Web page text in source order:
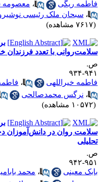
ریگی
،معصومه
،سبحان ملک رئیسی
با تعدد فرزندان
۹۳۴
خیراللهی
،
،نرگس محمدصالحی ،
روان در دانش‌آموزان
۹۴۲
معینی
،محمد